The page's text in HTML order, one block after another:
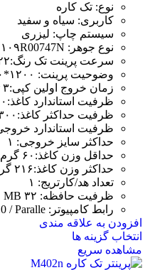
نوع: تک کاره
کاربری: سیاه و سفید
سیستم چاپ: لیزری
نوع جوهر: ۱۰۹R00747N
سرعت پرینت تک رنگ:۲۲ برگ در دقیقه
وضوحیت پرینت: ۱۲۰۰*۱۲۰۰ DPI
زمان خروج اولین کپی:۳ ثانیه
ظرفیت استاندارد کاغذ:۳۰۰ برگ
ظرفیت حداکثر کاغذ:۳۰۰ برگ
ظرفیت استاندارد خروجی:۱۵۰
حداکثر سایز خروجی: ۱
حداقل وزن کاغذ:۶۰ گرم
حداکثر وزن کاغذ:۲۱۶ گرم
تعداد هد/کارتریج: ۱
ظرفیت حافظه: ۳۲ MB
رابط کامپیوتر: USB 2.0 / Paralle
افزودن به علاقه مندی
انتخاب گزینه ها
دارای
مشاهده سریع